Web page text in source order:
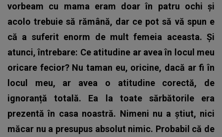
vorbeam cu mama eram doar în patru ochi și
acolo trebuie să rămână, dar ce pot să vă spun e
că a suferit enorm de mult femeia aceasta. Și
atunci, întrebare: Ce atitudine ar avea în locul meu
oricare fecior? Nu taman eu, oricine, dacă ar fi în
locul meu, ar avea o atitudine corectă, de
ignoranță totală. Ea la toate sărbătorile era
prezentă în casa noastră. Nimeni nu a știut, nici
măcar nu a presupus absolut nimic. Probabil că de